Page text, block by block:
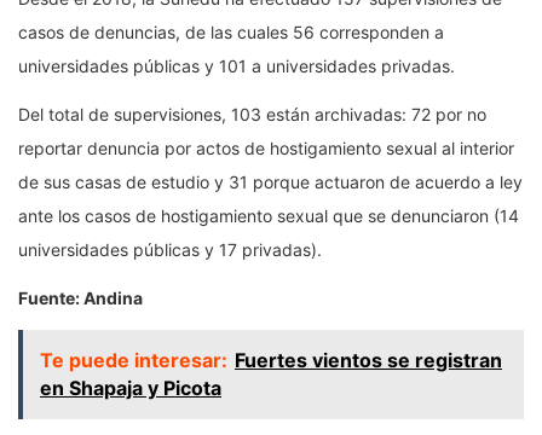
casos de denuncias, de las cuales 56 corresponden a
universidades públicas y 101 a universidades privadas.
Del total de supervisiones, 103 están archivadas: 72 por no
reportar denuncia por actos de hostigamiento sexual al interior
de sus casas de estudio y 31 porque actuaron de acuerdo a ley
ante los casos de hostigamiento sexual que se denunciaron (14
universidades públicas y 17 privadas).
Fuente: Andina
Te puede interesar: Fuertes vientos se registran
en Shapaja y Picota